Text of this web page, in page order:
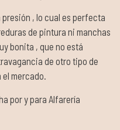
, lo cual es perfecta
de pintura ni manchas
bonita , que no está
de otro tipo de
mercado.
por y para Alfarería